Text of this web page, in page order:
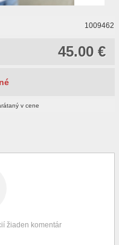
1009462
45.00 €
v cene
žiaden komentár